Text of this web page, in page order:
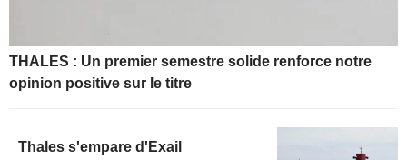
THALES : Un premier semestre solide renforce notre
opinion positive sur le titre
Thales s'empare d'Exail